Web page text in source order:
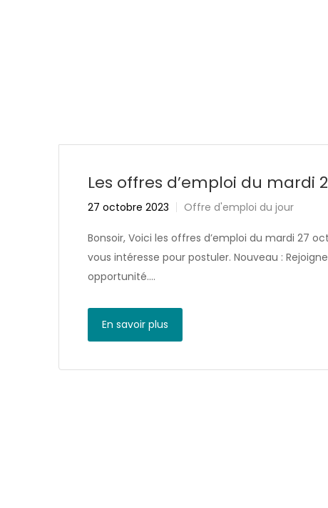
Les offres d’emploi du mardi
27 octobre 2023 Offre d'emploi du jour
Bonsoir, Voici les offres d’emploi du mardi 27
vous intéresse pour postuler. Nouveau :
opportunité….
En savoir plus